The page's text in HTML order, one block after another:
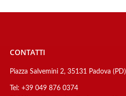
CONTATTI
Piazza Salvemini 2, 35131 Padova (PD)
Tel: +39 049 876 0374